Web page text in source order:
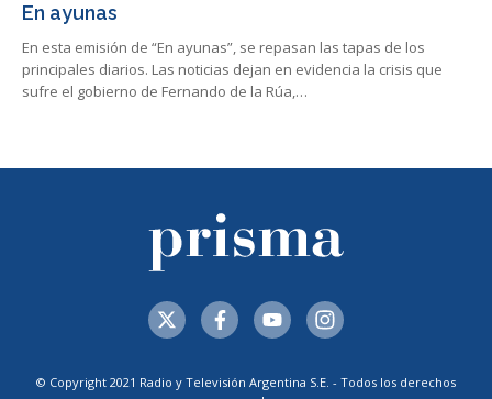
En ayunas
En esta emisión de “En ayunas”, se repasan las tapas de los
principales diarios. Las noticias dejan en evidencia la crisis que
sufre el gobierno de Fernando de la Rúa,…
© Copyright 2021 Radio y Televisión Argentina S.E. - Todos los derechos